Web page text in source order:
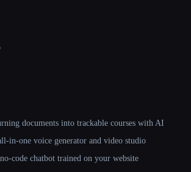
documents into trackable courses with AI
in-one voice generator and video studio
code chatbot trained on your website